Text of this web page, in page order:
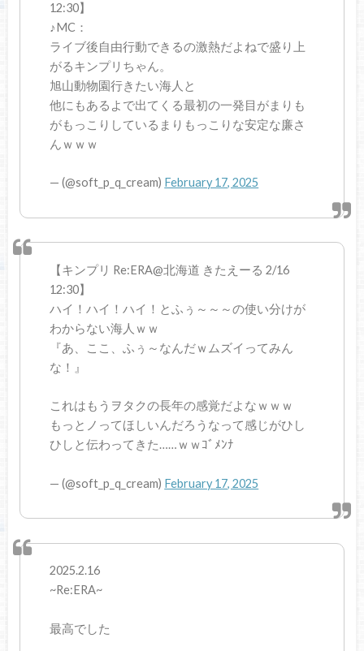
12:30】
♪MC：
ライブ後自由行動できるの激熱だよねで盛り上
がるキンプリちゃん。
旭山動物園行きたい海人と
他にもあるよで出てくる最初の一発目がまりも
がもっこりしているまりもっこりな安定な廉さ
んｗｗｗ
— (@soft_p_q_cream) February 17, 2025
【キンプリ Re:ERA@北海道 きたえーる 2/16
12:30】
ハイ！ハイ！ハイ！とふぅ～～～の使い分けが
わからない海人ｗｗ
『あ、ここ、ふぅ～なんだｗムズイってみん
な！』
これはもうヲタクの長年の感覚だよなｗｗｗ
もっとノってほしいんだろうなって感じがひし
ひしと伝わってきた……ｗｗｺﾞﾒﾝﾅ
— (@soft_p_q_cream) February 17, 2025
2025.2.16
~Re:ERA~
最高でした